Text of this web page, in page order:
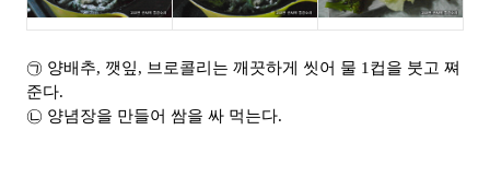
㉠ 양배추, 깻잎, 브로콜리는 깨끗하게 씻어 물 1컵을 붓고 쪄
준다.
㉡ 양념장을 만들어 쌈을 싸 먹는다.